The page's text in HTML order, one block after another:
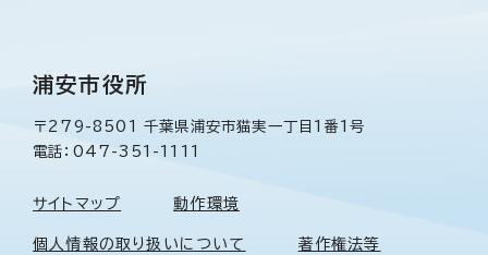
浦安市役所
〒279-8501 千葉県浦安市猫実一丁目1番1号
電話：047-351-1111
サイトマップ 動作環境
個人情報の取り扱いについて 著作権法等